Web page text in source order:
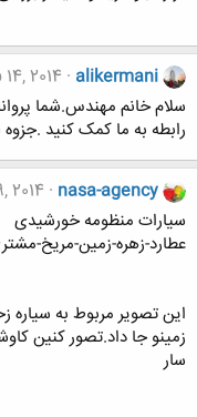
alikermani
2014
سلام خانم مهندس.شما
رابطه به ما کمک کنید
nasa-agency
2014
سیارات منظومه خورشیدی
عطارد-زهره-زمین-مریخ-
زمینو جا داد.تصور کنین
سار